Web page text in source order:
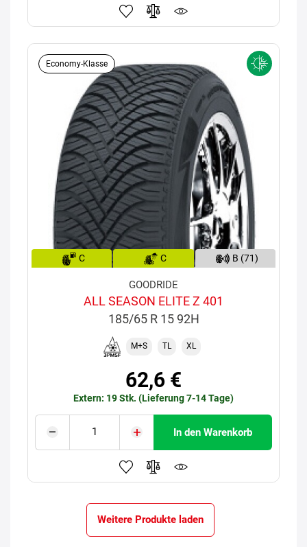
Economy-Klasse
C C B (71)
GOODRIDE
ALL SEASON ELITE Z 401
185/65 R 15 92H
M+S TL XL
62,6 €
Extern: 19 Stk. (Lieferung 7-14 Tage)
In den Warenkorb
Weitere Produkte laden